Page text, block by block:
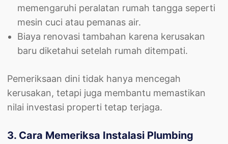
memengaruhi peralatan rumah tangga seperti
mesin cuci atau pemanas air.
Biaya renovasi tambahan karena kerusakan
baru diketahui setelah rumah ditempati.
Pemeriksaan dini tidak hanya mencegah
kerusakan, tetapi juga membantu memastikan
nilai investasi properti tetap terjaga.
3. Cara Memeriksa Instalasi Plumbing